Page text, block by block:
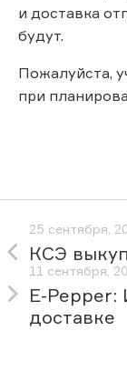
и доставка
будут.
Пожалуйста,
при
25 сентября,
КСЭ
11 сентября,
E-Pepper:
доставке